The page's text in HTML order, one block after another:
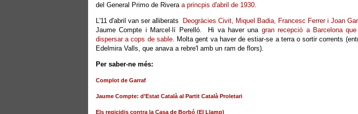
del General Primo de Rivera a princpis d'abril de 1930.
L'11 d'abril van ser alliberats Deogràcies Civit, Miquel Badia, Francesc Ferrer i Joan
Jaume Compte i Marcel·lí Perelló. Hi va haver una gran recepció a Barcelona
dispersar a cops de sable. Molta gent va haver de estiar-se a terra o sortir corrents
Edelmira Valls, que anava a rebre'l amb un ram de flors).
Per saber-ne més:
Complot de Garraf
Jaume Compte: d’Estat Català al Partit Català Proletari
Els regicidis contra la Casa de Borbó (El Llamp)